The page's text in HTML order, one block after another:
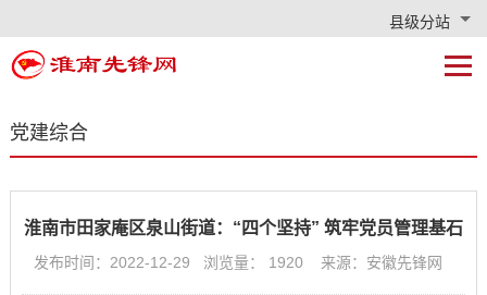
县级分站
党建综合
淮南市田家庵区泉山街道：“四个坚持” 筑牢党员管理基石
发布时间：2022-12-29 浏览量： 1920 来源：安徽先锋网